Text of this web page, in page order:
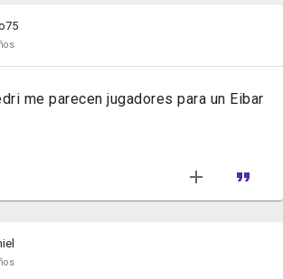
me parecen jugadores para un Eibar